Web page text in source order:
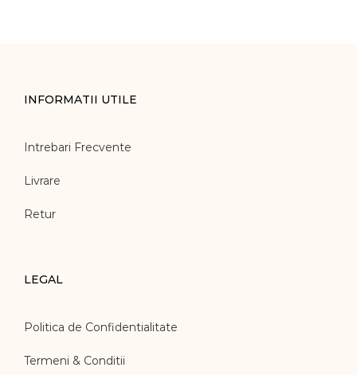
INFORMATII UTILE
Intrebari Frecvente
Livrare
Retur
LEGAL
Politica de Confidentialitate
Termeni & Conditii